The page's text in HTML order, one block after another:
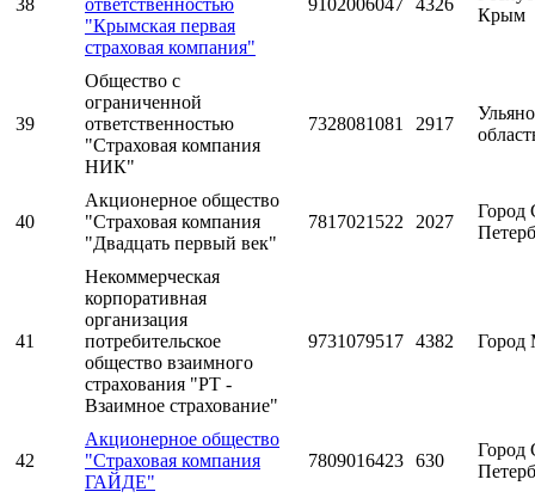
38
ответственностью
"Крымская первая
страховая компания"
9102006047 4326
Крым
39
Общество с
ограниченной
ответственностью
"Страховая компания
НИК"
7328081081 2917
40
Акционерное общество
"Страховая компания
"Двадцать первый век"
7817021522 2027
Город
41
Некоммерческая
корпоративная
организация
потребительское
общество взаимного
страхования "РТ -
Взаимное страхование"
9731079517 4382 Город
42
Акционерное общество
"Страховая компания
ГАЙДЕ"
7809016423 630
Город